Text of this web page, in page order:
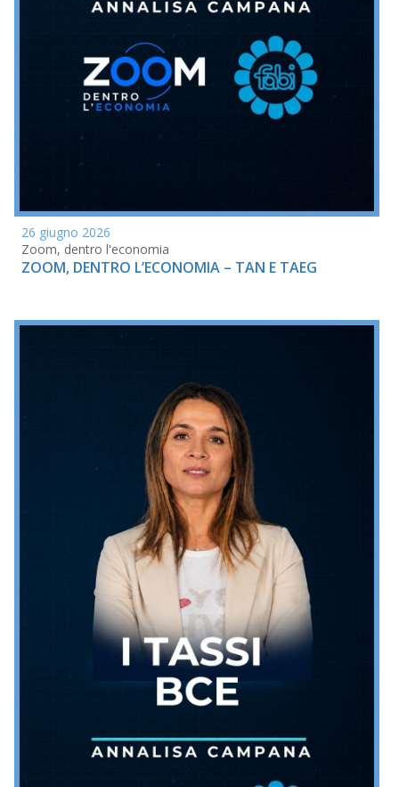
26 giugno 2026
Zoom, dentro l'economia
ZOOM, DENTRO L’ECONOMIA – TAN E TAEG